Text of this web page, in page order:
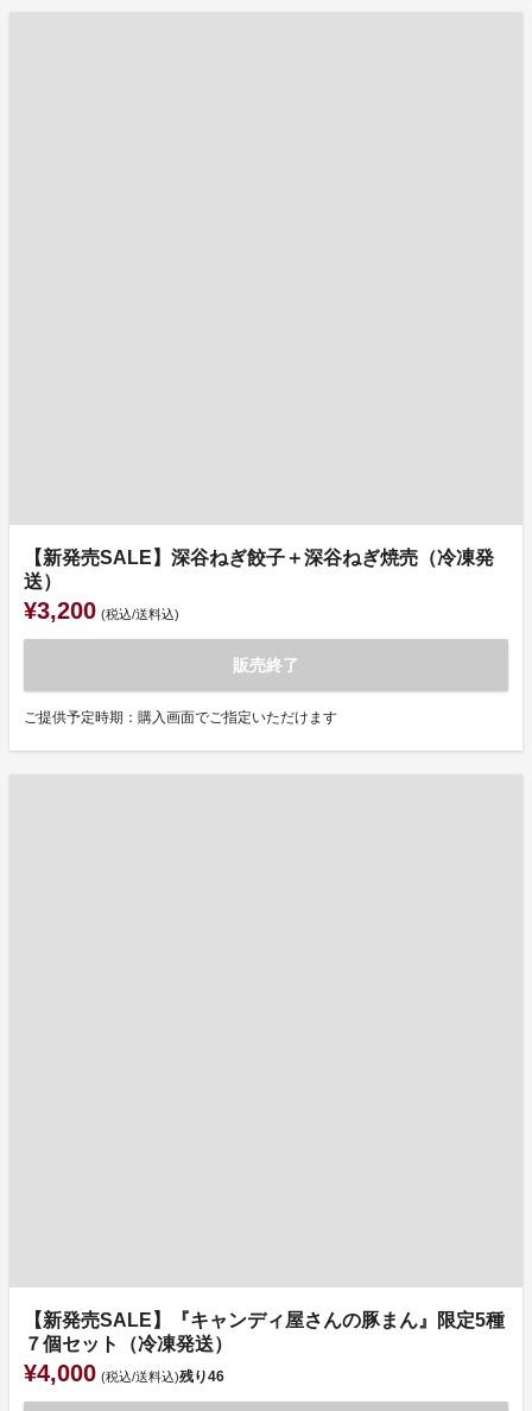
【新発売SALE】深谷ねぎ餃子＋深谷ねぎ焼売（冷凍発
送）
¥3,200 (税込/送料込)
販売終了
ご提供予定時期：購入画面でご指定いただけます
【新発売SALE】『キャンディ屋さんの豚まん』限定5種
７個セット（冷凍発送）
¥4,000 (税込/送料込)残り46